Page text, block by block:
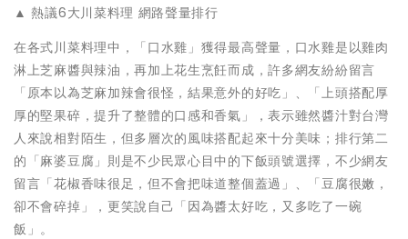
▲ 熱議6大川菜料理 網路聲量排行
在各式川菜料理中，「口水雞」獲得最高聲量，口水雞是以雞肉
淋上芝麻醬與辣油，再加上花生烹飪而成，許多網友紛紛留言
「原本以為芝麻加辣會很怪，結果意外的好吃」、「上頭搭配厚
厚的堅果碎，提升了整體的口感和香氣」，表示雖然醬汁對台灣
人來說相對陌生，但多層次的風味搭配起來十分美味；排行第二
的「麻婆豆腐」則是不少民眾心目中的下飯頭號選擇，不少網友
留言「花椒香味很足，但不會把味道整個蓋過」、「豆腐很嫩，
卻不會碎掉」，更笑說自己「因為醬太好吃，又多吃了一碗
飯」。